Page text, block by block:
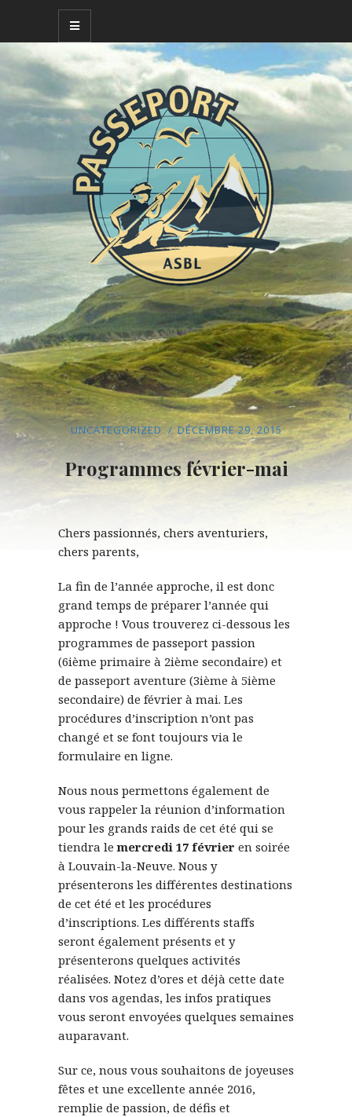
UNCATEGORIZED DÉCEMBRE 29, 2015
Programmes février-mai
Chers passionnés, chers aventuriers,
chers parents,
La fin de l’année approche, il est donc
grand temps de préparer l’année qui
approche ! Vous trouverez ci-dessous les
programmes de passeport passion
(6ième primaire à 2ième secondaire) et
de passeport aventure (3ième à 5ième
secondaire) de février à mai. Les
procédures d’inscription n’ont pas
changé et se font toujours via le
formulaire en ligne.
Nous nous permettons également de
vous rappeler la réunion d’information
pour les grands raids de cet été qui se
tiendra lemercredi 17 février en soirée
à Louvain-la-Neuve. Nous y
présenterons les différentes destinations
de cet été et les procédures
d’inscriptions. Les différents staffs
seront également présents et y
présenterons quelques activités
réalisées. Notez d’ores et déjà cette date
dans vos agendas, les infos pratiques
vous seront envoyées quelques semaines
auparavant.
Sur ce, nous vous souhaitons de joyeuses
fêtes et une excellente année 2016,
remplie de passion, de défis et